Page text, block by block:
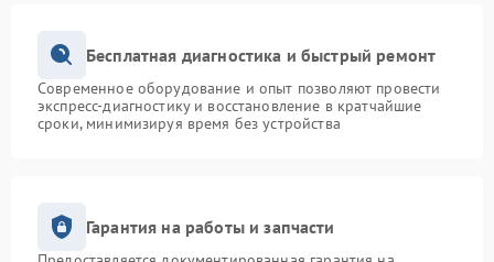
Бесплатная диагностика и быстрый ремонт
Современное оборудование и опыт позволяют провести
экспресс-диагностику и восстановление в кратчайшие
сроки, минимизируя время без устройства
Гарантия на работы и запчасти